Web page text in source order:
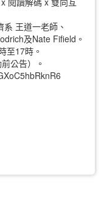
王道一老師、
及Nate Fifield。
至17時。
公告）。